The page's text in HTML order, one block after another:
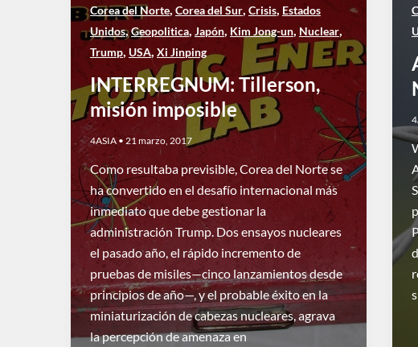
Corea del Norte, Corea del Sur Crisis, Estados
Unidos,Geopolitica Japón Kim Jong-un Nuclear,
Trump, USA Xi Jinping
INTERREGNUM: Tillerson,
misión imposible
4ASIA • 21 marzo, 2017
Como resultaba previsible, Corea del Norte se
ha convertido en el desafío internacional más
inmediato que debe gestionar la
administración Trump. Dos ensayos nucleares
el pasado año, el rápido incremento de
pruebas de misiles—cinco lanzamientos desde
principios de año—, y el probable éxito en la
miniaturización de cabezas nucleares, agrava
la percepción de amenaza en